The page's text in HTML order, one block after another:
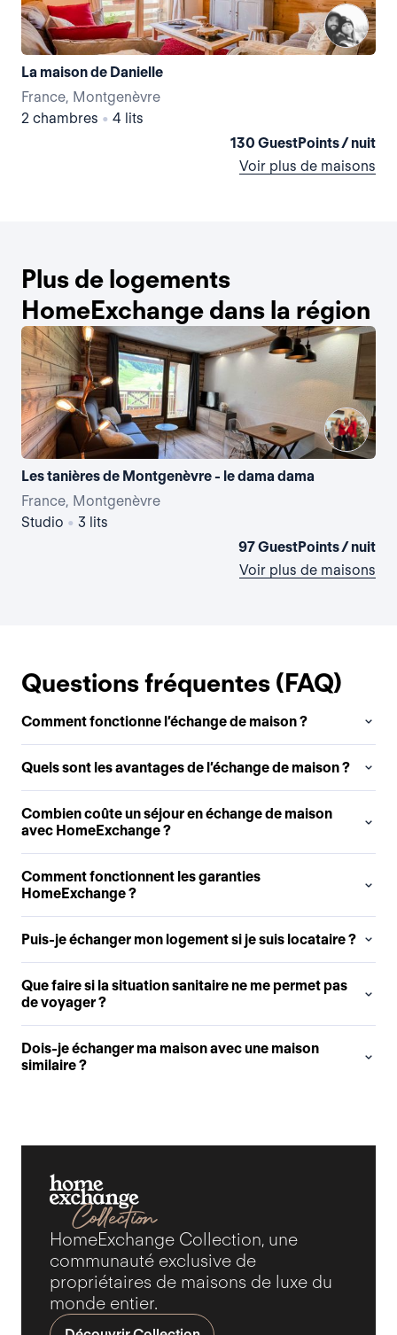
La maison de Danielle
France, Montgenèvre
2 chambres • 4 lits
130 GuestPoints / nuit
Voir plus de maisons
Plus de logements
HomeExchange dans la région
Les tanières de Montgenèvre - le dama dama
France, Montgenèvre
Studio • 3 lits
97 GuestPoints / nuit
Voir plus de maisons
Questions fréquentes (FAQ)
Comment fonctionne l’échange de maison ?
Quels sont les avantages de l’échange de maison ?
Combien coûte un séjour en échange de maison
avec HomeExchange ?
Comment fonctionnent les garanties
HomeExchange ?
Puis-je échanger mon logement si je suis locataire ?
Que faire si la situation sanitaire ne me permet pas
de voyager ?
Dois-je échanger ma maison avec une maison
similaire ?
HomeExchange Collection, une
communauté exclusive de
propriétaires de maisons de luxe du
monde entier.